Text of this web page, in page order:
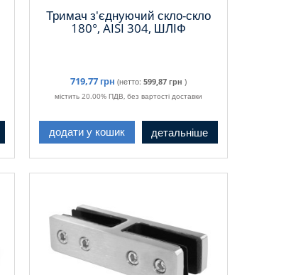
Тримач з'єднуючий скло-скло
180°, AISI 304, ШЛІФ
719,77 грн (нетто: 599,87 грн )
містить 20.00% ПДВ, без вартості доставки
додати у кошик детальніше